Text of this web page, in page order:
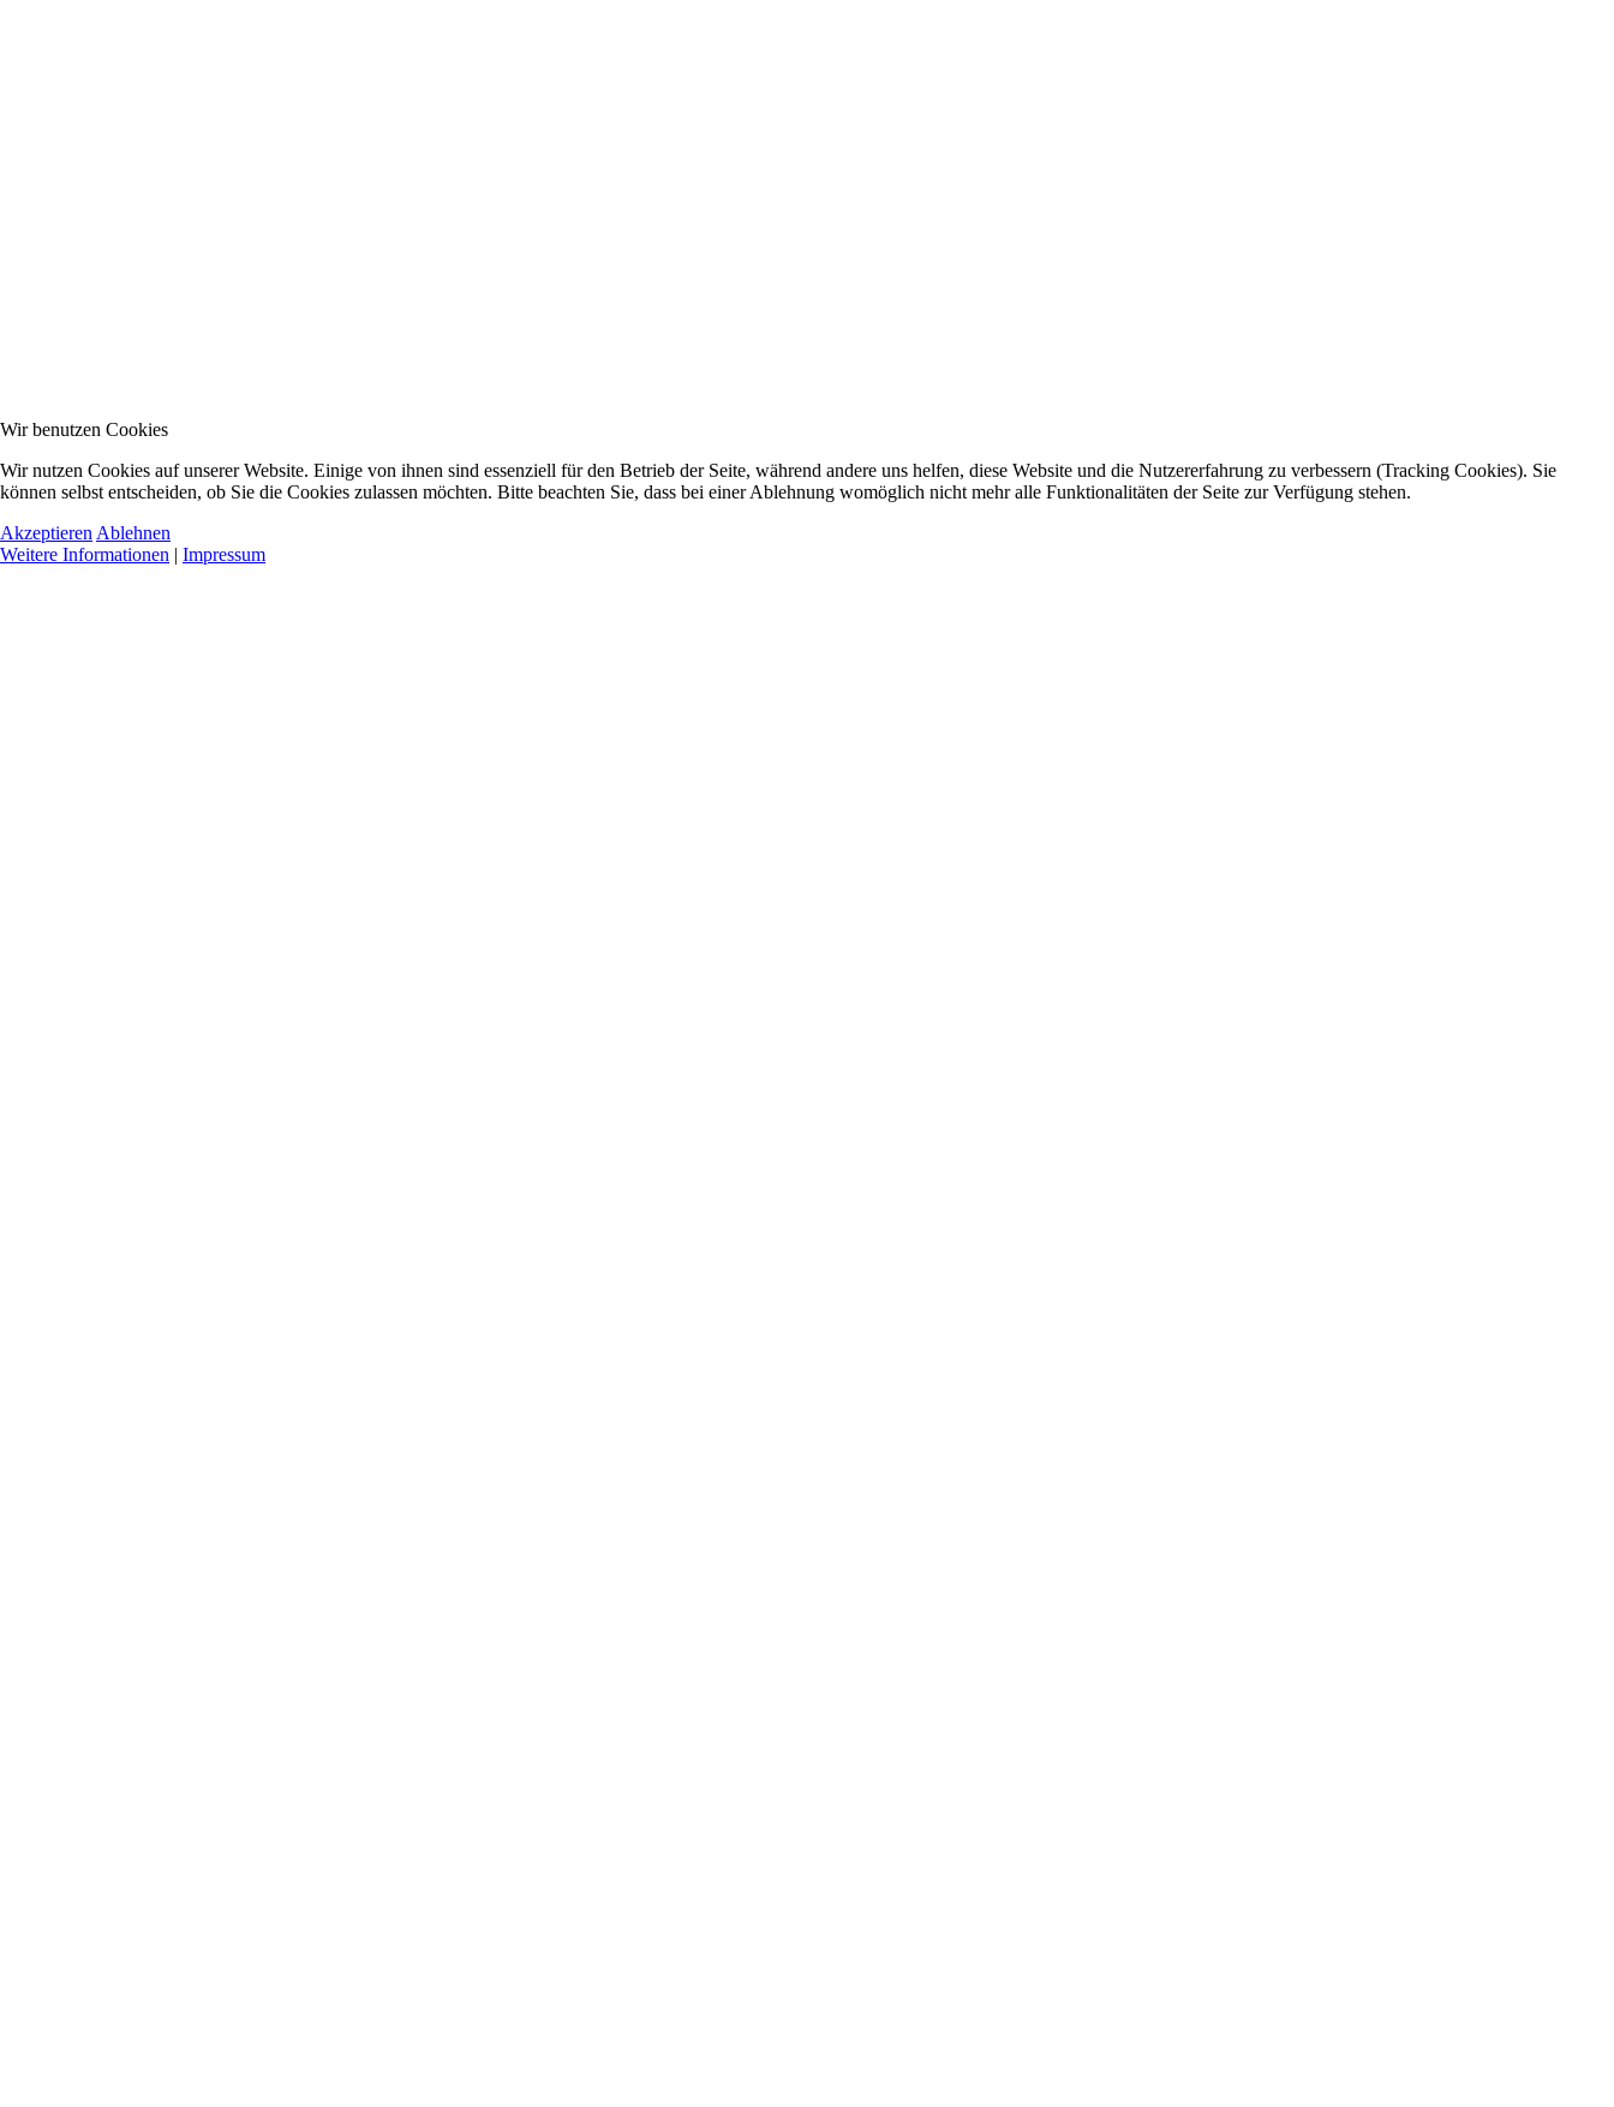
Wir benutzen Cookies
Wir nutzen Cookies auf unserer Website. Einige von ihnen sind essenziell für den Betrieb der Seite, während andere uns helfen, diese Website und die Nutzererfahrung zu verbessern (Tracking Cookies). Sie
können selbst entscheiden, ob Sie die Cookies zulassen möchten. Bitte beachten Sie, dass bei einer Ablehnung womöglich nicht mehr alle Funktionalitäten der Seite zur Verfügung stehen.
Akzeptieren Ablehnen
Weitere Informationen | Impressum